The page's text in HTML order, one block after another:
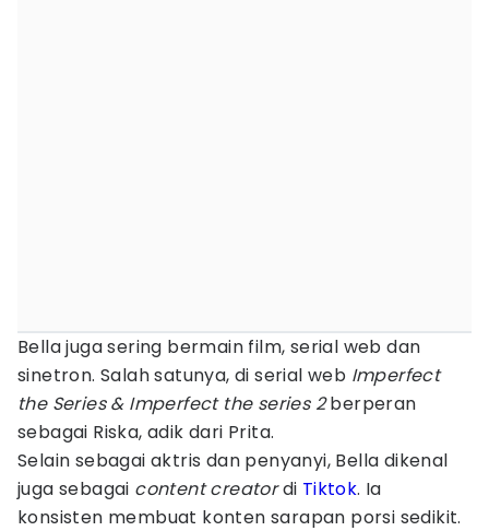
Bella juga sering bermain film, serial web dan
sinetron. Salah satunya, di serial web Imperfect
the Series & Imperfect the series 2berperan
sebagai Riska, adik dari Prita.
Selain sebagai aktris dan penyanyi, Bella dikenal
juga sebagai content creatordi Tiktok. Ia
konsisten membuat konten sarapan porsi sedikit.